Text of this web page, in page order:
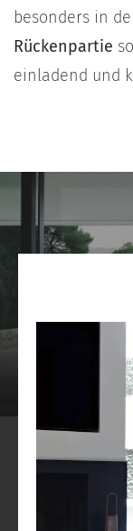
besonders in
Rückenpartie
einladend und